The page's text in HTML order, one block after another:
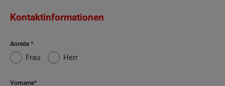
Kontaktinformationen
Anrede
Frau Herr
Vorname